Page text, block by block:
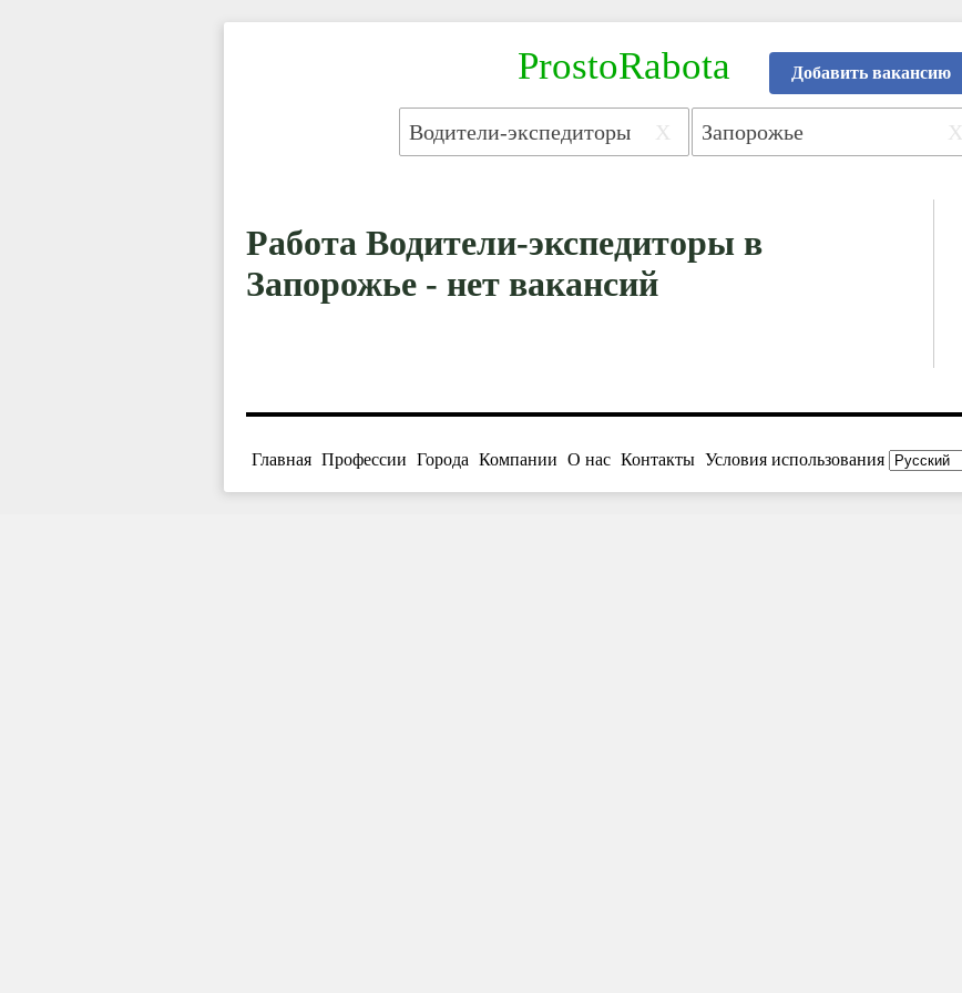
ProstoRabota Добавить вакансию
X X
Работа Водители-экспедиторы в
Запорожье - нет вакансий
Главная Профессии Города Компании О нас Контакты Условия использования